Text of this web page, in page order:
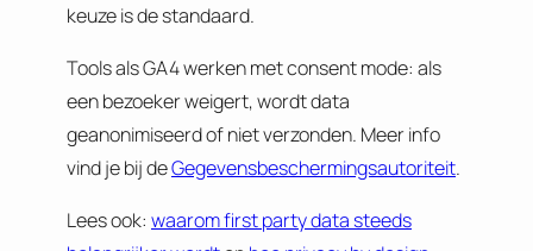
keuze is de standaard.
Tools als GA4 werken met consent mode: als
een bezoeker weigert, wordt data
geanonimiseerd of niet verzonden. Meer info
vind je bij deGegevensbeschermingsautoriteit.
Lees ook: waarom first party data steeds